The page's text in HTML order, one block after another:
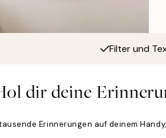
Filter und
dir deine
Erinnerungen auf deinem